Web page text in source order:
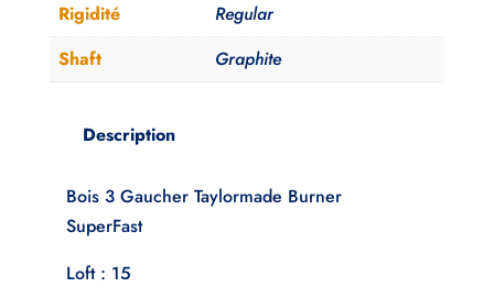
Rigidité
Regular
Shaft
Graphite
Description
Bois 3 Gaucher Taylormade Burner
SuperFast
Loft : 15